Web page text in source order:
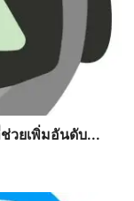
วยเพิ่มอันดับ...